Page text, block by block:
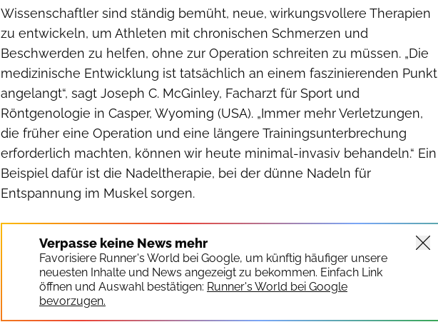
Wissenschaftler sind ständig bemüht, neue, wirkungsvollere Therapien
zu entwickeln, um Athleten mit chronischen Schmerzen und
Beschwerden zu helfen, ohne zur Operation schreiten zu müssen. „Die
medizinische Entwicklung ist tatsächlich an einem faszinierenden Punkt
angelangt“, sagt Joseph C. McGinley, Facharzt für Sport und
Röntgenologie in Casper, Wyoming (USA). „Immer mehr Verletzungen,
die früher eine Operation und eine längere Trainingsunterbrechung
erforderlich machten, können wir heute minimal-invasiv behandeln.“ Ein
Beispiel dafür ist die Nadeltherapie, bei der dünne Nadeln für
Entspannung im Muskel sorgen.
Verpasse keine News mehr
Favorisiere Runner's World bei Google, um künftig häufiger unsere
neuesten Inhalte und News angezeigt zu bekommen. Einfach Link
öffnen und Auswahl bestätigen: Runner's World bei Google
bevorzugen.